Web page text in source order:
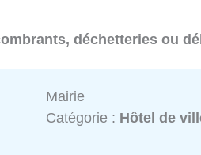
déchetteries ou
Mairie
Catégorie : Hôtel de